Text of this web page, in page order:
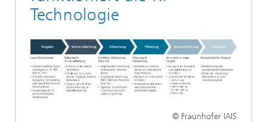
Technologie
© Fraunhofer IAIS